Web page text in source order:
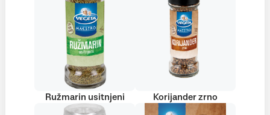
Ružmarin usitnjeni Korijander zrno